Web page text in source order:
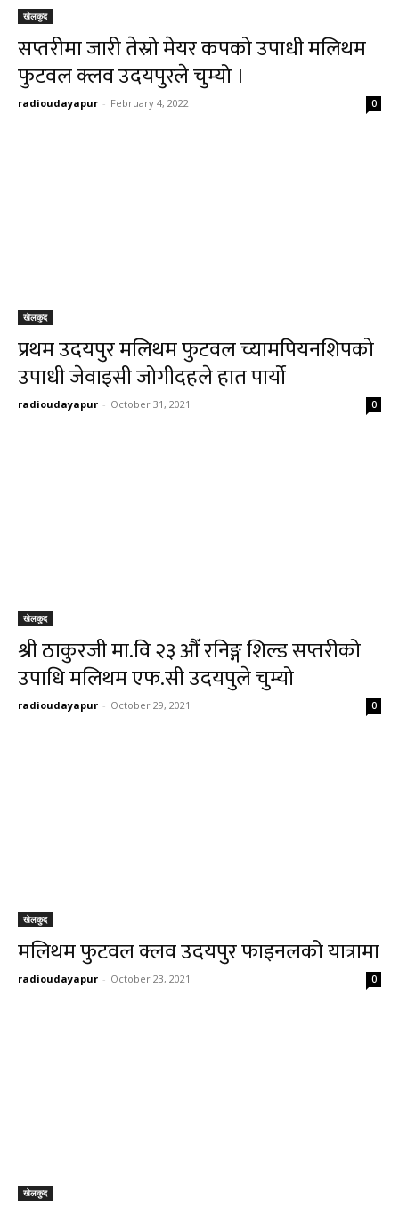
खेलकुद
सप्तरीमा जारी तेस्रो मेयर कपको उपाधी मलिथम
फुटवल क्लव उदयपुरले चुम्यो ।
radioudayapur - February 4, 2022 0
खेलकुद
प्रथम उदयपुर मलिथम फुटवल च्यामपियनशिपको
उपाधी जेवाइसी जोगीदहले हात पार्यो
radioudayapur - October 31, 2021 0
खेलकुद
श्री ठाकुरजी मा.वि २३ औँ रनिङ्ग शिल्ड सप्तरीको
उपाधि मलिथम एफ.सी उदयपुले चुम्यो
radioudayapur - October 29, 2021 0
खेलकुद
मलिथम फुटवल क्लव उदयपुर फाइनलको यात्रामा
radioudayapur - October 23, 2021 0
खेलकुद